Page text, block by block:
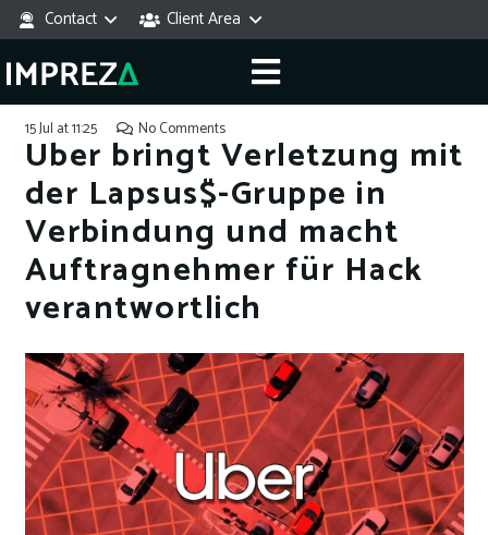
Contact Client Area
15 Jul at 11:25 No Comments
Uber bringt Verletzung mit
der Lapsus$-Gruppe in
Verbindung und macht
Auftragnehmer für Hack
verantwortlich